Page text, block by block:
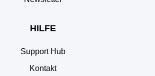
HILFE
Support Hub
Kontakt